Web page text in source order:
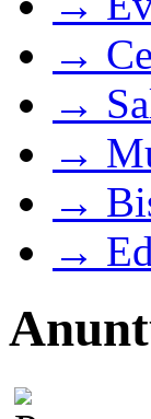
→
→
→
→
→